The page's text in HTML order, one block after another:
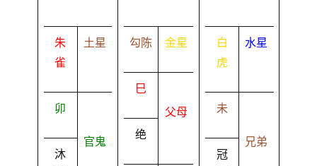
朱
雀
土星
卯
沐
官鬼
勾陈 金星
巳
绝
父母
白
虎
水星
未
冠
兄弟